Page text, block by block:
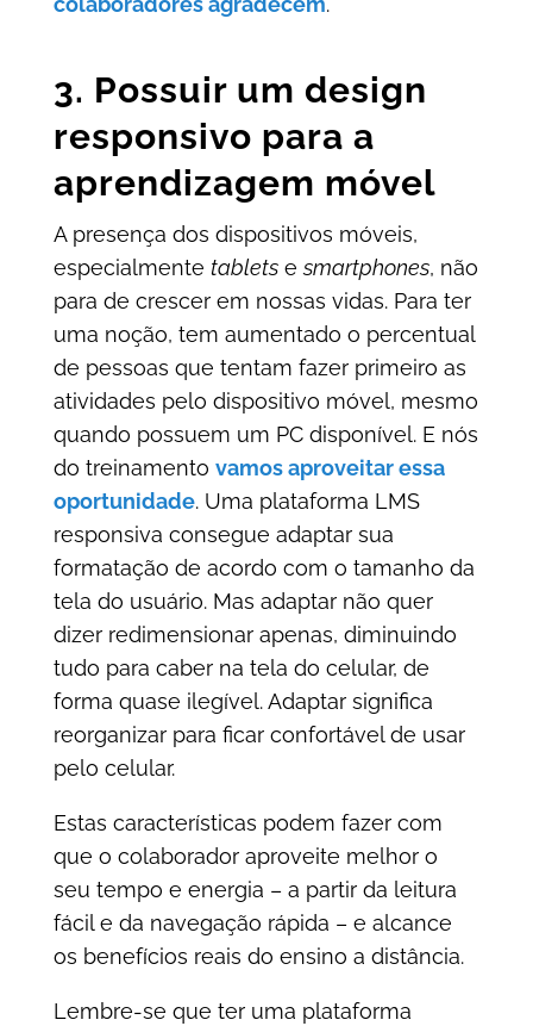
3. Possuir um design
responsivo para a
aprendizagem móvel
A presença dos dispositivos móveis,
especialmente tabletsesmartphones, não
para de crescer em nossas vidas. Para ter
uma noção, tem aumentado o percentual
de pessoas que tentam fazer primeiro as
atividades pelo dispositivo móvel, mesmo
quando possuem um PC disponível. E nós
do treinamento vamos aproveitar essa
oportunidade. Uma plataforma LMS
responsiva consegue adaptar sua
formatação de acordo com o tamanho da
tela do usuário. Mas adaptar não quer
dizer redimensionar apenas, diminuindo
tudo para caber na tela do celular, de
forma quase ilegível. Adaptar significa
reorganizar para ficar confortável de usar
pelo celular.
Estas características podem fazer com
que o colaborador aproveite melhor o
seu tempo e energia – a partir da leitura
fácil e da navegação rápida – e alcance
os benefícios reais do ensino a distância.
Lembre-se que ter uma plataforma